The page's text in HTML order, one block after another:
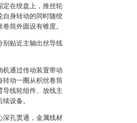
定在绞盘上，推丝轮
自身转动的同时随绞
筒外圆设有锥度。
别贴近主轴出丝导线
机通过传动装置带动
转动一圈从积丝卷筒
导线轮组件、放线主
设备。
深孔贯通，金属线材